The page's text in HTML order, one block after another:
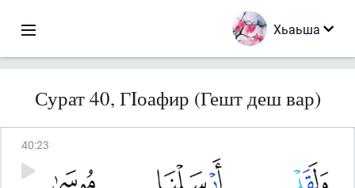
Хьаьша
Сурат 40, ГIоафир (Гешт деш вар)
40:23